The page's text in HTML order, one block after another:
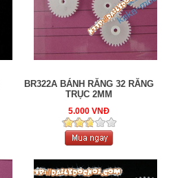
BR322A BÁNH RĂNG 32 RĂNG
TRỤC 2MM
5.000 VNĐ